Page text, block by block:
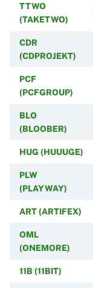
TTWO
(TAKETWO)
CDR
(CDPROJEKT)
PCF
(PCFGROUP)
BLO
(BLOOBER)
HUG (HUUUGE)
PLW
(PLAYWAY)
ART (ARTIFEX)
OML
(ONEMORE)
11B (11BIT)